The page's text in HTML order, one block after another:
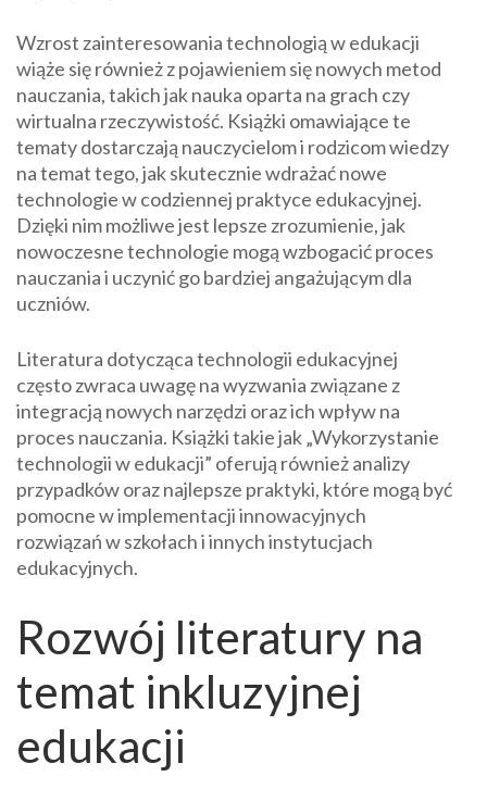
Wzrost zainteresowania technologią w edukacji
wiąże się również z pojawieniem się nowych metod
nauczania, takich jak nauka oparta na grach czy
wirtualna rzeczywistość. Książki omawiające te
tematy dostarczają nauczycielom i rodzicom wiedzy
na temat tego, jak skutecznie wdrażać nowe
technologie w codziennej praktyce edukacyjnej.
Dzięki nim możliwe jest lepsze zrozumienie, jak
nowoczesne technologie mogą wzbogacić proces
nauczania i uczynić go bardziej angażującym dla
uczniów.
Literatura dotycząca technologii edukacyjnej
często zwraca uwagę na wyzwania związane z
integracją nowych narzędzi oraz ich wpływ na
proces nauczania. Książki takie jak „Wykorzystanie
technologii w edukacji” oferują również analizy
przypadków oraz najlepsze praktyki, które mogą być
pomocne w implementacji innowacyjnych
rozwiązań w szkołach i innych instytucjach
edukacyjnych.
Rozwój literatury na
temat inkluzyjnej
edukacji